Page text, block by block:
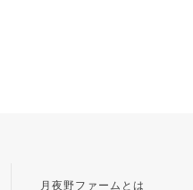
月夜野ファームとは